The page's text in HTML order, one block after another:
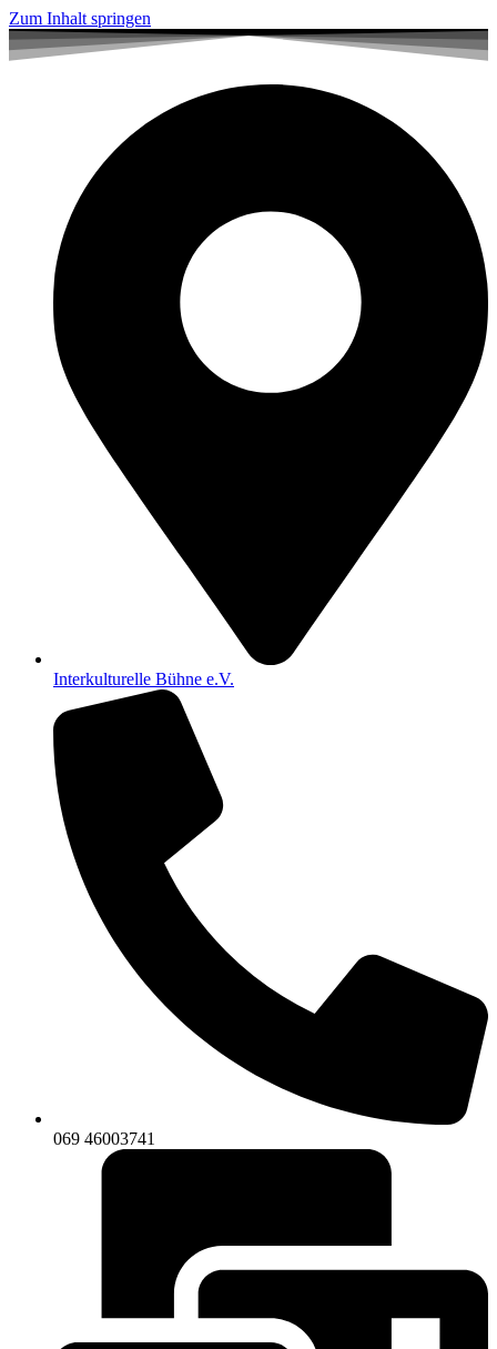
Zum Inhalt springen
Interkulturelle Bühne e.V.
069 46003741